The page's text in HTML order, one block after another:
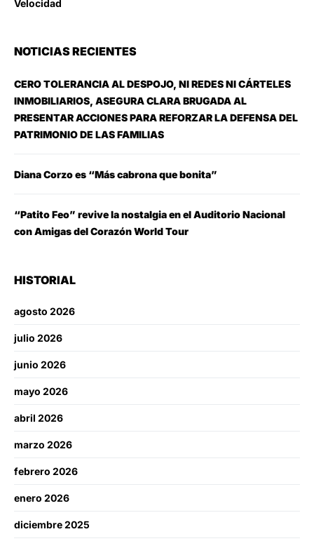
Velocidad
NOTICIAS RECIENTES
CERO TOLERANCIA AL DESPOJO, NI REDES NI CÁRTELES
INMOBILIARIOS, ASEGURA CLARA BRUGADA AL
PRESENTAR ACCIONES PARA REFORZAR LA DEFENSA DEL
PATRIMONIO DE LAS FAMILIAS
Diana Corzo es “Más cabrona que bonita”
“Patito Feo” revive la nostalgia en el Auditorio Nacional
con Amigas del Corazón World Tour
HISTORIAL
agosto 2026
julio 2026
junio 2026
mayo 2026
abril 2026
marzo 2026
febrero 2026
enero 2026
diciembre 2025